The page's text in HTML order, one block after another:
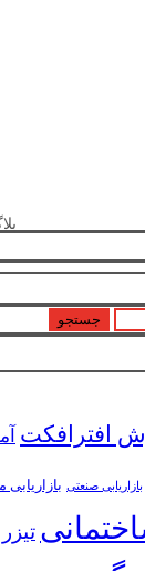
افترافکت
بازاریابی صنعتی بازاریابی